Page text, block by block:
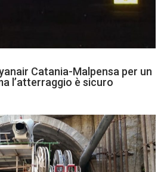
Catania-Malpensa per un
l’atterraggio è sicuro